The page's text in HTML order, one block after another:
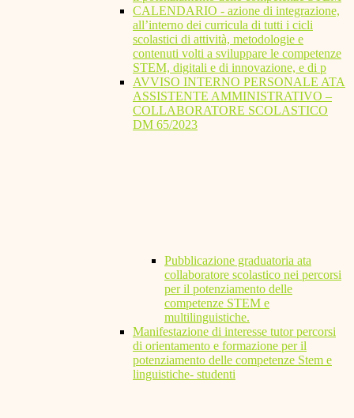
CALENDARIO - azione di integrazione,
all’interno dei curricula di tutti i cicli
scolastici di attività, metodologie e
contenuti volti a sviluppare le competenze
STEM, digitali e di innovazione, e di p
AVVISO INTERNO PERSONALE ATA
ASSISTENTE AMMINISTRATIVO –
COLLABORATORE SCOLASTICO
DM 65/2023
Pubblicazione graduatoria ata
collaboratore scolastico nei percorsi
per il potenziamento delle
competenze STEM e
multilinguistiche.
Manifestazione di interesse tutor percorsi
di orientamento e formazione per il
potenziamento delle competenze Stem e
linguistiche- studenti